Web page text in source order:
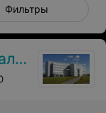
Фильтры